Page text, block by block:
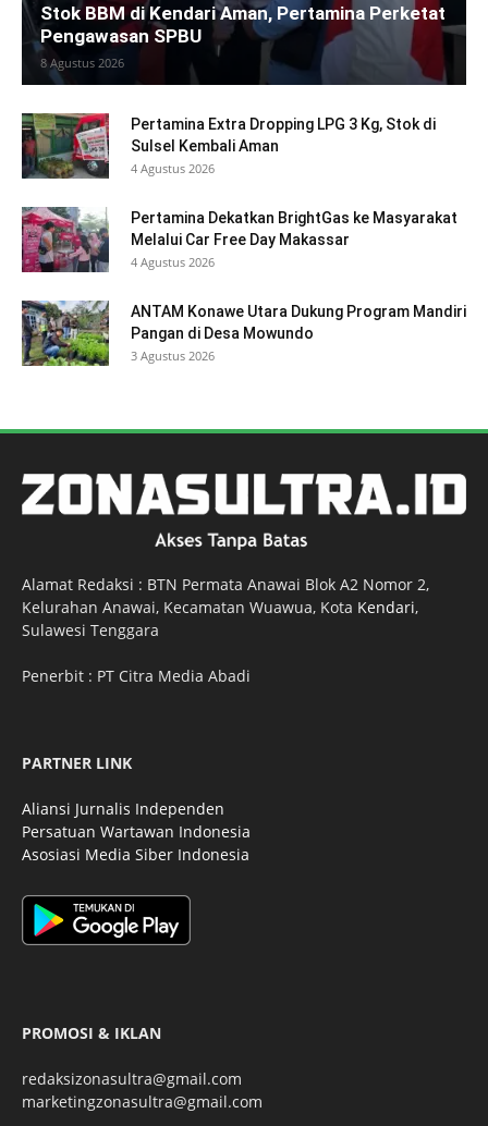
Stok BBM di Kendari Aman, Pertamina Perketat
Pengawasan SPBU
8 Agustus 2026
Pertamina Extra Dropping LPG 3 Kg, Stok di
Sulsel Kembali Aman
4 Agustus 2026
Pertamina Dekatkan BrightGas ke Masyarakat
Melalui Car Free Day Makassar
4 Agustus 2026
ANTAM Konawe Utara Dukung Program Mandiri
Pangan di Desa Mowundo
3 Agustus 2026
Alamat Redaksi : BTN Permata Anawai Blok A2 Nomor 2,
Kelurahan Anawai, Kecamatan Wuawua, Kota Kendari,
Sulawesi Tenggara
Penerbit : PT Citra Media Abadi
PARTNER LINK
Aliansi Jurnalis Independen
Persatuan Wartawan Indonesia
Asosiasi Media Siber Indonesia
PROMOSI & IKLAN
redaksizonasultra@gmail.com
marketingzonasultra@gmail.com